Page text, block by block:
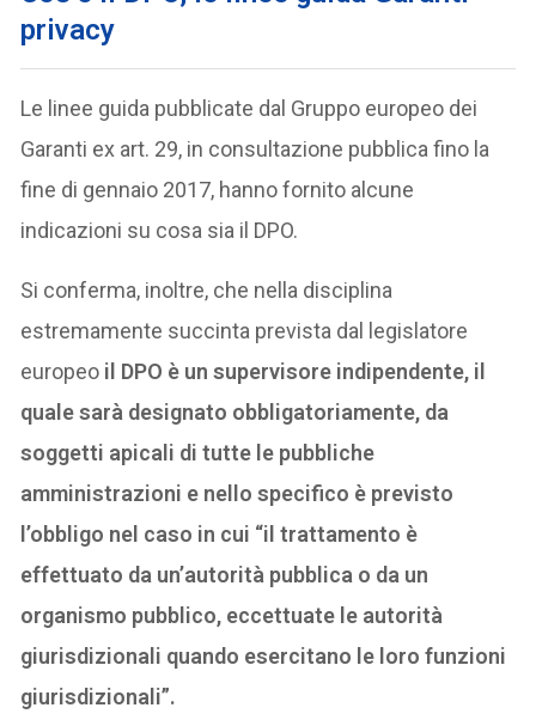
privacy
Le linee guida pubblicate dal Gruppo europeo dei
Garanti ex art. 29, in consultazione pubblica fino la
fine di gennaio 2017, hanno fornito alcune
indicazioni su cosa sia il DPO.
Si conferma, inoltre, che nella disciplina
estremamente succinta prevista dal legislatore
europeo il DPO è un supervisore indipendente, il
quale sarà designato obbligatoriamente, da
soggetti apicali di tutte le pubbliche
amministrazioni e nello specifico è previsto
l’obbligo nel caso in cui “il trattamento è
effettuato da un’autorità pubblica o da un
organismo pubblico, eccettuate le autorità
giurisdizionali quando esercitano le loro funzioni
giurisdizionali”.